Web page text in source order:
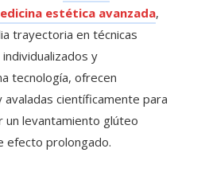
estética avanzada,
trayectoria en técnicas
y
tecnología, ofrecen
científicamente para
un levantamiento glúteo
efecto prolongado.